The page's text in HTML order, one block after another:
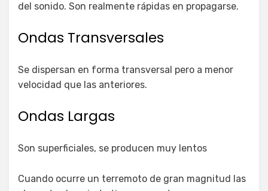
del sonido. Son realmente rápidas en propagarse.
Ondas Transversales
Se dispersan en forma transversal pero a menor
velocidad que las anteriores.
Ondas Largas
Son superficiales, se producen muy lentos
Cuando ocurre un terremoto de gran magnitud las